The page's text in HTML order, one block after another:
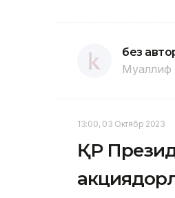
без
Муаллиф
13:00, 03 Октябр 2023
ҚР